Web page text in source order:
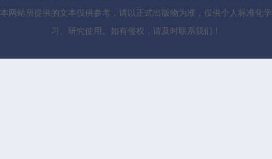
本网站所提供的文本仅供参考，请以正式出版物为准，仅供个人标准化学
习、研究使用。如有侵权，请及时联系我们！